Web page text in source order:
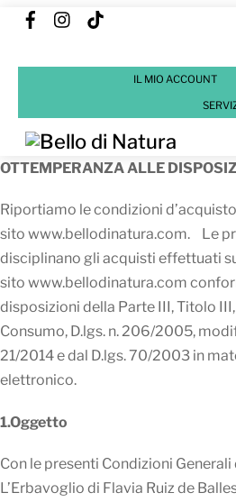
Skip
content
FacebookInstagram
IL MIO ACCOUNT
OTTEMPERANZA ALLE
Riportiamo le condizioni
sito www.bellodinatura.com. Le
disciplinano gli acquisti effettuati
sito www.bellodinatura.com
disposizioni della Parte III, Titolo III,
Consumo, D.lgs. n. 206/2005,
21/2014 e dal D.lgs. 70/2003 in
elettronico.
1.Oggetto
Con le presenti Condizioni
L’Erbavoglio di Flavia Ruiz de